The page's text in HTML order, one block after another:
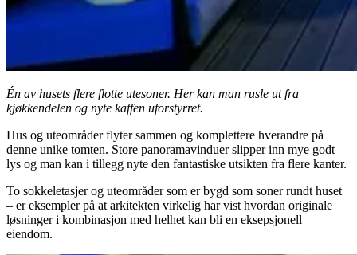
Én av husets flere flotte utesoner. Her kan man rusle ut fra
kjøkkendelen og nyte kaffen uforstyrret.
Hus og uteområder flyter sammen og komplettere hverandre på
denne unike tomten. Store panoramavinduer slipper inn mye godt
lys og man kan i tillegg nyte den fantastiske utsikten fra flere kanter.
To sokkeletasjer og uteområder som er bygd som soner rundt huset
– er eksempler på at arkitekten virkelig har vist hvordan originale
løsninger i kombinasjon med helhet kan bli en eksepsjonell
eiendom.